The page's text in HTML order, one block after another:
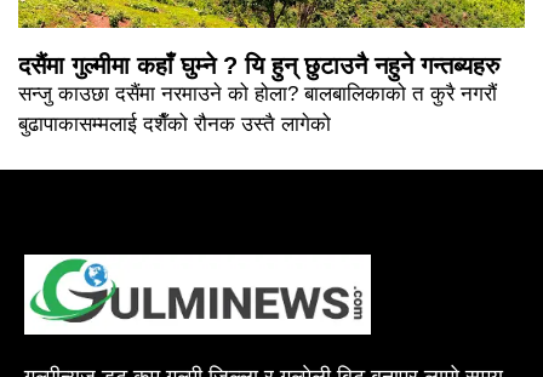
दसैंमा गुल्मीमा कहाँ घुम्ने ? यि हुन् छुटाउनै नहुने गन्तब्यहरु
सन्जु काउछा दसैंमा नरमाउने को होला? बालबालिकाको त कुरै नगरौं
बुढापाकासम्मलाई दशैँको रौनक उस्तै लागेको